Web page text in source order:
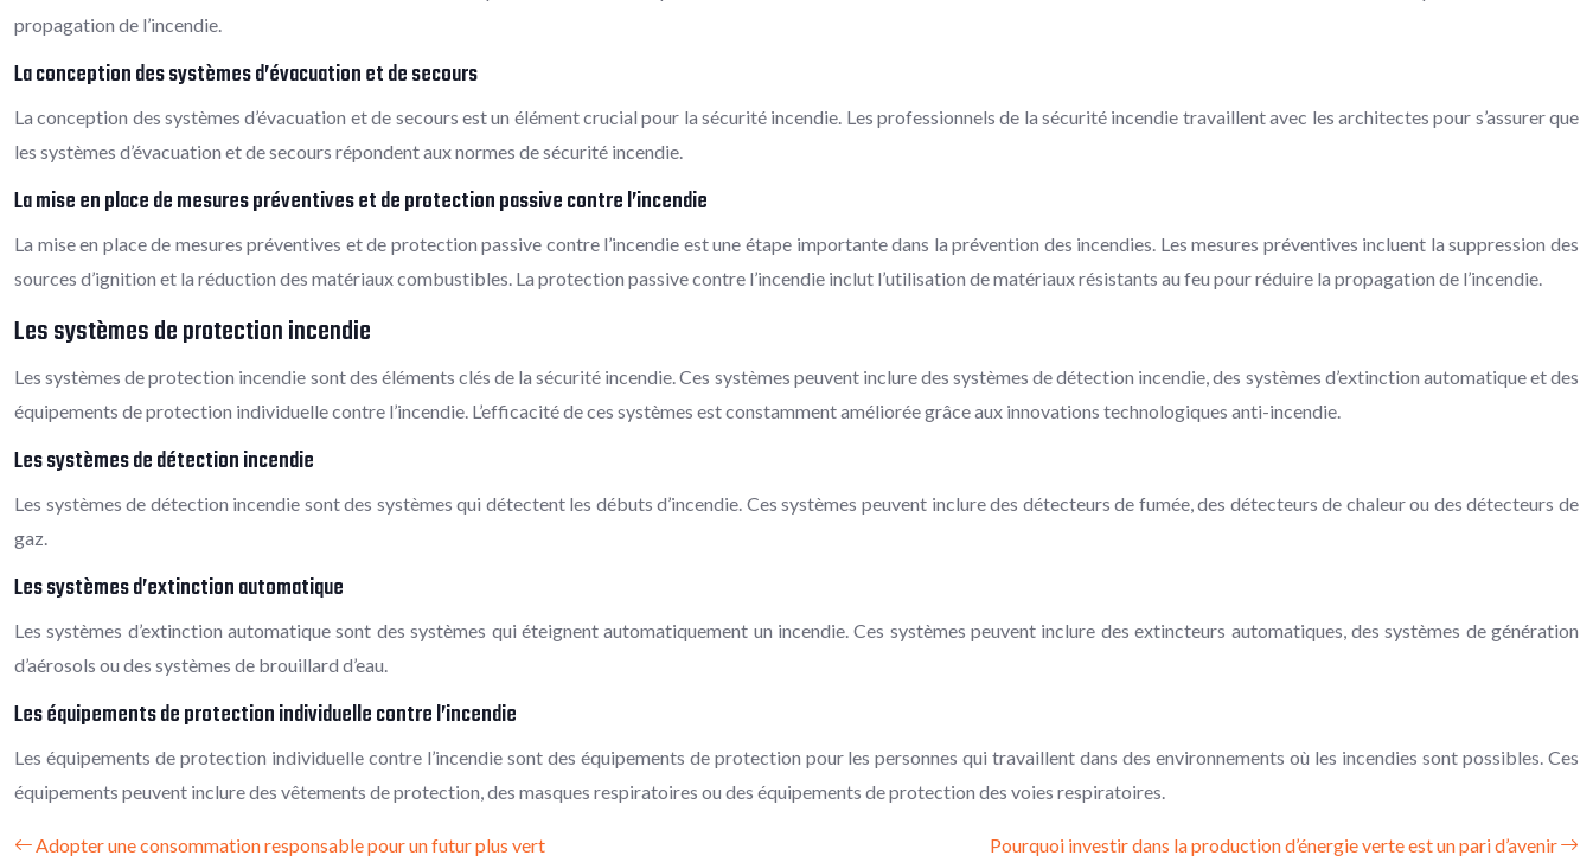
propagation de l’incendie.
La conception des systèmes d’évacuation et de secours
La conception des systèmes d’évacuation et de secours est un élément crucial pour la sécurité incendie. Les professionnels de la sécurité incendie travaillent avec les architectes pour s’assurer que
les systèmes d’évacuation et de secours répondent aux normes de sécurité incendie.
La mise en place de mesures préventives et de protection passive contre l’incendie
La mise en place de mesures préventives et de protection passive contre l’incendie est une étape importante dans la prévention des incendies. Les mesures préventives incluent la suppression des
sources d’ignition et la réduction des matériaux combustibles. La protection passive contre l’incendie inclut l’utilisation de matériaux résistants au feu pour réduire la propagation de l’incendie.
Les systèmes de protection incendie
Les systèmes de protection incendie sont des éléments clés de la sécurité incendie. Ces systèmes peuvent inclure des systèmes de détection incendie, des systèmes d’extinction automatique et des
équipements de protection individuelle contre l’incendie. L’efficacité de ces systèmes est constamment améliorée grâce aux innovations technologiques anti-incendie.
Les systèmes de détection incendie
Les systèmes de détection incendie sont des systèmes qui détectent les débuts d’incendie. Ces systèmes peuvent inclure des détecteurs de fumée, des détecteurs de chaleur ou des détecteurs de
gaz.
Les systèmes d’extinction automatique
Les systèmes d’extinction automatique sont des systèmes qui éteignent automatiquement un incendie. Ces systèmes peuvent inclure des extincteurs automatiques, des systèmes de génération
d’aérosols ou des systèmes de brouillard d’eau.
Les équipements de protection individuelle contre l’incendie
Les équipements de protection individuelle contre l’incendie sont des équipements de protection pour les personnes qui travaillent dans des environnements où les incendies sont possibles. Ces
équipements peuvent inclure des vêtements de protection, des masques respiratoires ou des équipements de protection des voies respiratoires.
Adopter une consommation responsable pour un futur plus vert Pourquoi investir dans la production d’énergie verte est un pari d’avenir